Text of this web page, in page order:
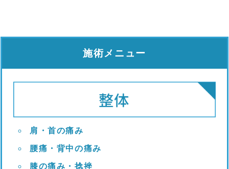
施術メニュー
肩・首の痛み
腰痛・背中の痛み
膝の痛み・捻挫